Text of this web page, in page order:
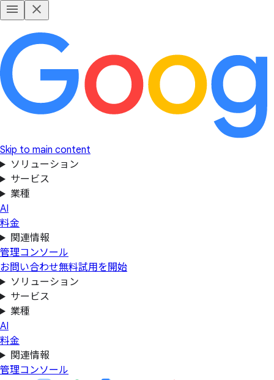
Skip to main content
ソリューション
サービス
業種
AI
料金
関連情報
管理コンソール
お問い合わせ無料試用を開始
ソリューション
サービス
業種
AI
料金
関連情報
管理コンソール